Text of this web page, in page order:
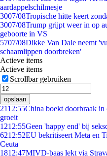
aardappelschilmesje
3007/08Tropische hitte keert
3007/08Trump grijpt weer in op
geboorte in VS
5707/08Dikke Van Dale neemt
schaamlippen doorbreken'
Actieve items
Actieve items
Scrollbar gebruiken
opslaan
2112:55China boekt doorbraak
groeit
1212:55Geen 'happy end' bij
6212:52EU bekritiseert Meta en
Ceuta
1812:47MIVD-baas lekt via